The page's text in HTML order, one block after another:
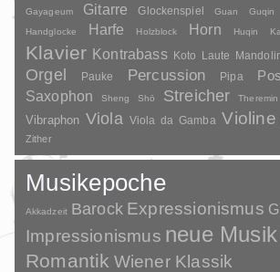
Gayageum
Gitarre Glockenspiel Guan Guqin
Handglocke
Harfe Holzblock Horn Huqin
Klavier Kontrabass Koto Laute
Orgel Pauke Percussion Pipa
Saxophon Sheng Shō Streicher Theremin
Vibraphon Viola Viola da Gamba Violine
Zither
Musikepoche
Akkadzeit Barock Expressionismus
Impressionismus neue Musik
Romantik Wiener Klassik